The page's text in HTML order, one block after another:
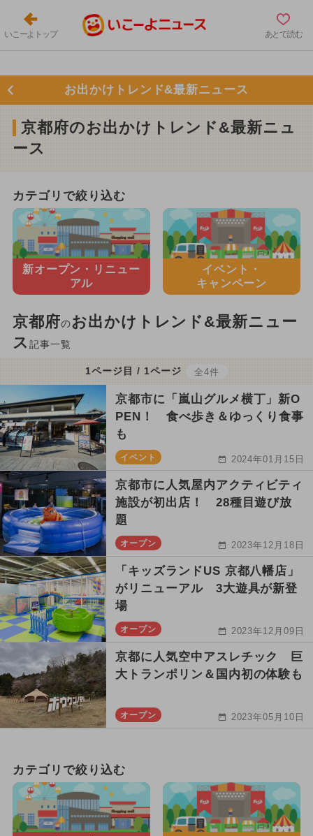
いこーよトップ あとで読む
お出かけトレンド&最新ニュース
京都府のお出かけトレンド&最新ニュ
ース
カテゴリで絞り込む
新オープン・ リニュー
アル
イベント・
キャンペーン
京都府のお出かけトレンド&最新ニュー
ス 記事一覧
1ページ目 / 1ページ 全4件
京都市に「嵐山グルメ横丁」新O
PEN！ 食べ歩き＆ゆっくり食事
も
イベント 2024年01月15日
京都市に人気屋内アクティビティ
施設が初出店！ 28種目遊び放
題
オープン 2023年12月18日
「キッズランドUS 京都八幡店」
がリニューアル 3大遊具が新登
場
オープン 2023年12月09日
京都に人気空中アスレチック 巨
大トランポリン＆国内初の体験も
オープン 2023年05月10日
カテゴリで絞り込む